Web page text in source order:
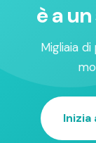
è a
Migliaia